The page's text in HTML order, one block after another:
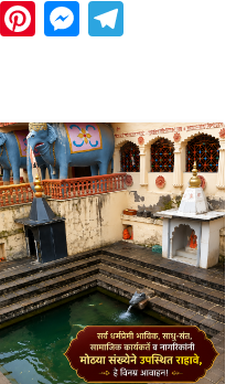
Twitter
Pinterest